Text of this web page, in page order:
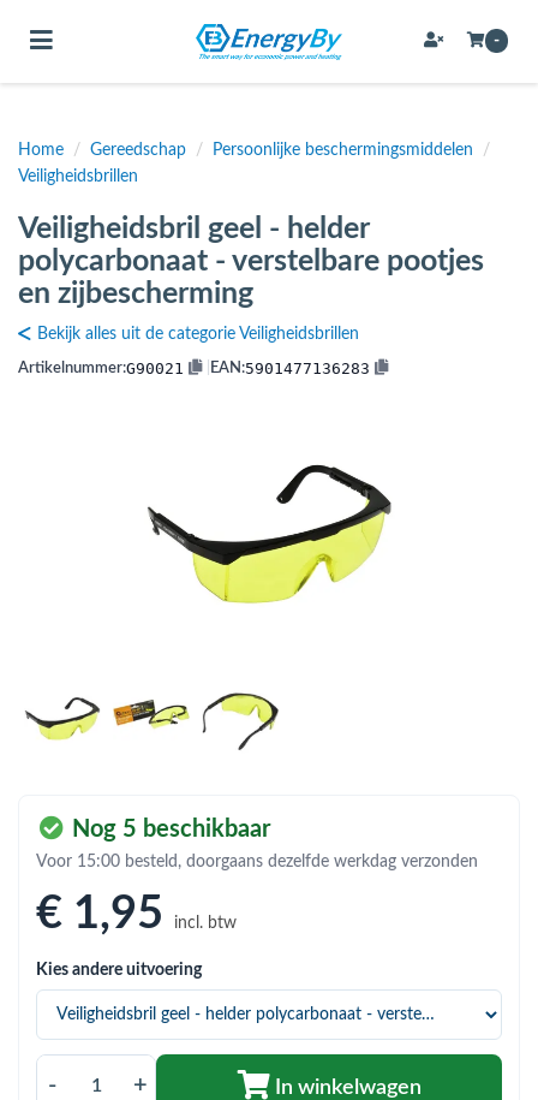
(Bevestigingsmateriaal / schroeven)
(Buizen & leidingen)
(Expansievaten)
(Hemelwaterafvoer & riolering)
(Circulatiepompen, pompgroepen & verdelers)
(Sanitair)
(Zonneboilersets & onderdelen)
Toggle navigation -
Home / Gereedschap / Persoonlijke beschermingsmiddelen
/
Veiligheidsbrillen
Veiligheidsbril geel - helder
polycarbonaat - verstelbare pootjes
en zijbescherming
Bekijk alles uit de categorie Veiligheidsbrillen
Artikelnummer:G90021 EAN:5901477136283
Nog 5 beschikbaar
Voor 15:00 besteld, doorgaans dezelfde werkdag verzonden
€ 1,95 incl. btw
Kies andere uitvoering
- + In winkelwagen